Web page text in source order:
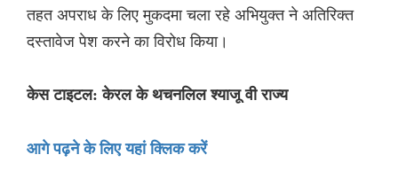
तहत अपराध के लिए मुकदमा चला रहे अभियुक्त ने अतिरिक्त
दस्तावेज पेश करने का विरोध किया।
केस टाइटल: केरल के थचनलिल श्याजू वी राज्य
आगे पढ़ने के लिए यहां क्लिक करें